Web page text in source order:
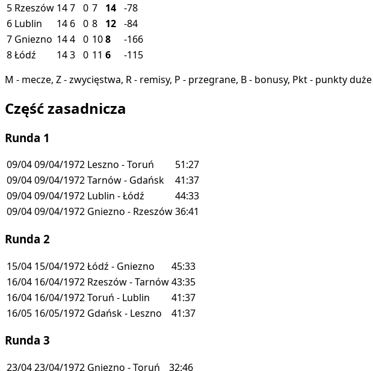
5 Rzeszów 147 0 7 14 -78
6 Lublin 14 6 0 8 12 -84
7 Gniezno 144 0 108
-166
8Łódź 143 0 11 6
-115
M - mecze, Z - zwycięstwa, R - remisy, P - przegrane, B - bonusy, Pkt - punkty
Część zasadnicza
Runda 1
09/0409/04/1972 Leszno - Toruń
51:27
09/0409/04/1972Tarnów - Gdańsk
41:37
09/0409/04/1972 Lublin - Łódź
44:33
09/0409/04/1972 Gniezno - Rzeszów36:41
Runda 2
15/04 15/04/1972Łódź - Gniezno
45:33
16/04 16/04/1972 Rzeszów - Tarnów43:35
16/04 16/04/1972Toruń - Lublin
41:37
16/05 16/05/1972 Gdańsk - Leszno 41:37
Runda 3
23/0423/04/1972 Gniezno - Toruń
32:46